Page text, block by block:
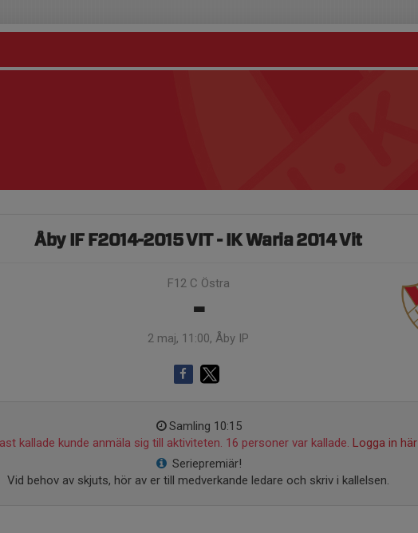
Åby IF F2014-2015 VIT - IK Waria 2014 Vit
F12 C Östra
-
2 maj, 11:00, Åby IP
Samling 10:15
kallade kunde anmäla sig till aktiviteten. 16 personer var kallade. Logga in här
Seriepremiär!
Vid behov av skjuts, hör av er till medverkande ledare och skriv i kallelsen.